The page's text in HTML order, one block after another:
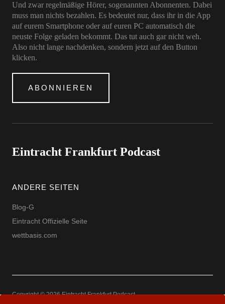
Und zwar regelmäßige Hörer, sogenannten Abonnenten. Dabei
muss man nichts bezahlen. Es bedeutet nur, dass ihr in die App
auf eurem Smartphone oder auf euren PC automatisch die
neuste Folge geladen bekommt. Das tut auch gar nicht weh.
Also nicht lange nachdenken, sondern jetzt auf den Button
klicken.
ABONNIEREN
Eintracht Frankfurt Podcast
ANDERE SEITEN
Blog-G
Eintracht Offizielle Seite
wettbasis.com
Copyright © 2026 Eintracht Frankfurt Podcast